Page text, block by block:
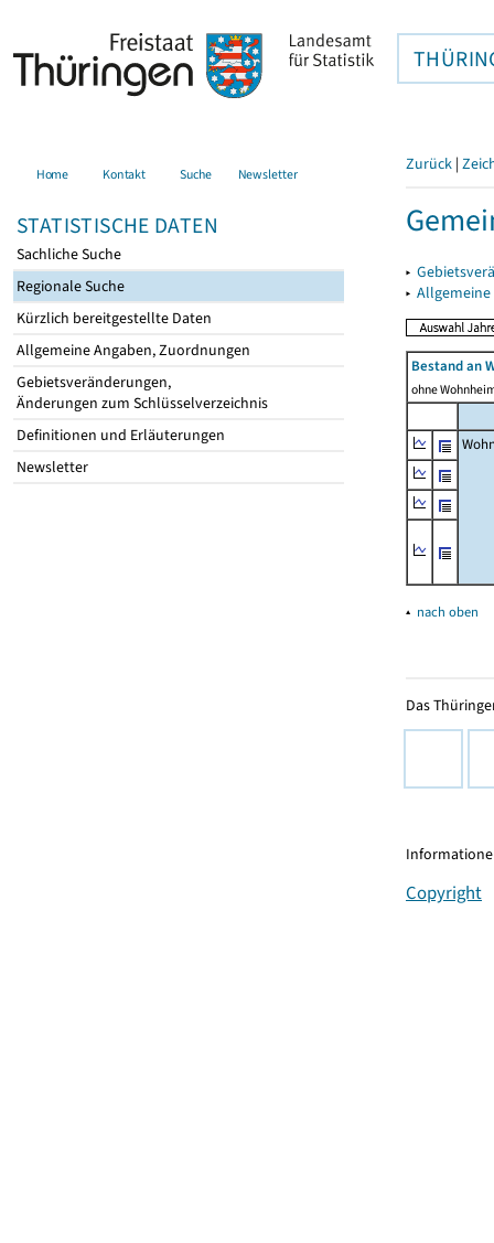
Home Kontakt Suche Newsletter
STATISTISCHE DATEN
Sachliche Suche
Regionale Suche
Kürzlich bereitgestellte Daten
Allgemeine Angaben, Zuordnungen
Gebietsveränderungen,
Änderungen zum Schlüsselverzeichnis
Definitionen und Erläuterungen
Newsletter
Zurück |
▸
▸
Bestand an
ohne
▴ nach oben
Das
Copyright